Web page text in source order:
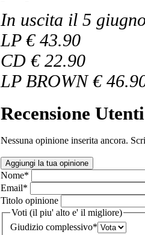
In uscita il 5
LP € 43.90
CD € 22.90
LP BROWN €
Recensione Utenti
Nessuna opinione inserita ancora.
Aggiungi la tua opinione
Nome*
Email*
Titolo opinione
Voti (il piu' alto e' il migliore)
Giudizio complessivo*